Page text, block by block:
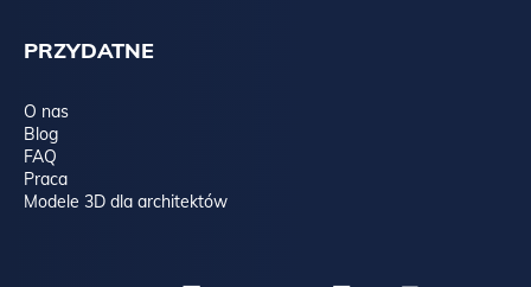
PRZYDATNE
O nas
Blog
FAQ
Praca
Modele 3D dla architektów